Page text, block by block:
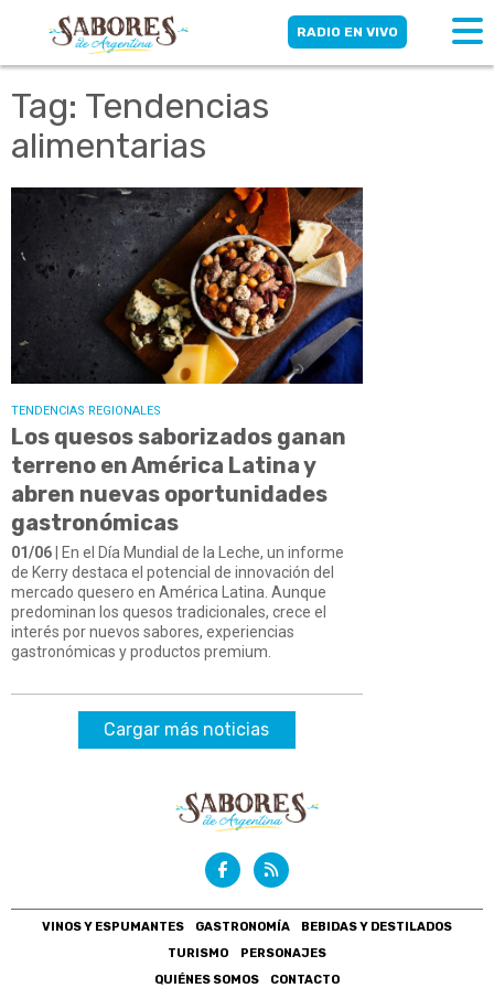
RADIO EN VIVO
Tag: Tendencias
alimentarias
TENDENCIAS REGIONALES
Los quesos saborizados ganan
terreno en América Latina y
abren nuevas oportunidades
gastronómicas
01/06 | En el Día Mundial de la Leche, un informe
de Kerry destaca el potencial de innovación del
mercado quesero en América Latina. Aunque
predominan los quesos tradicionales, crece el
interés por nuevos sabores, experiencias
gastronómicas y productos premium.
Cargar más noticias
VINOS Y ESPUMANTES GASTRONOMÍA
BEBIDAS Y DESTILADOS
TURISMO
PERSONAJES
QUIÉNES SOMOS
CONTACTO